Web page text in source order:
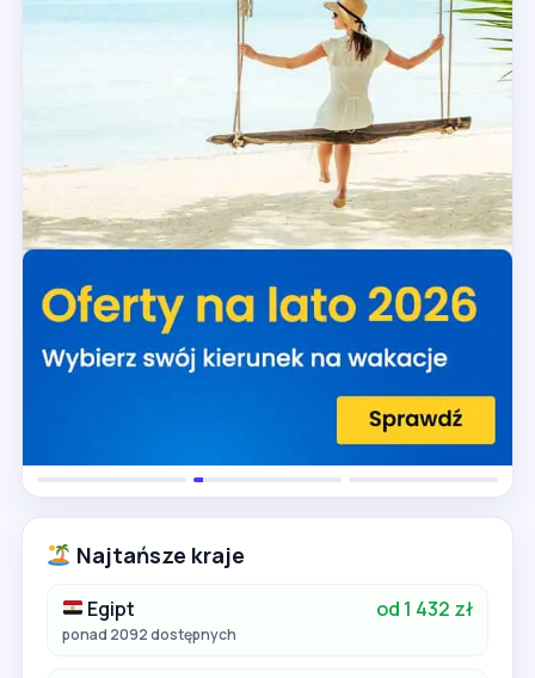
Najtańsze kraje
Egipt od 1 432 zł
ponad 2092 dostępnych